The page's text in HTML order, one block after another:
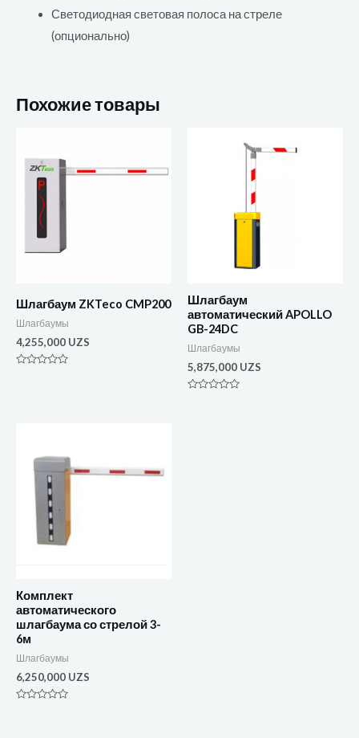
Светодиодная световая полоса на стреле
(опционально)
Похожие товары
Шлагбаум ZKTeco CMP200
Шлагбаумы
4,255,000 UZS
Шлагбаум
автоматический APOLLO
GB-24DC
Шлагбаумы
5,875,000 UZS
Комплект
автоматического
шлагбаума со стрелой 3-
6м
Шлагбаумы
6,250,000 UZS